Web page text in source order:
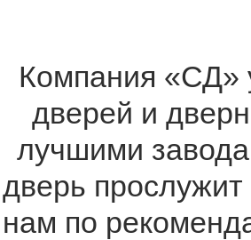
Компания «СД»
дверей и
лучшими
дверь
нам по